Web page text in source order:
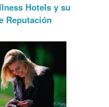
Hotels y su
Reputación